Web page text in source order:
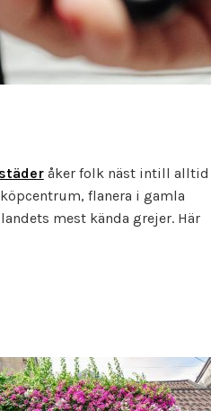
åker folk näst intill alltid
flanera i gamla
mest kända grejer. Här